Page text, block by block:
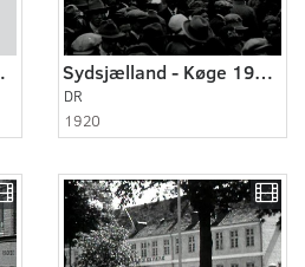
1933 Sydsjælland - Køge 1920erne
DR
1920